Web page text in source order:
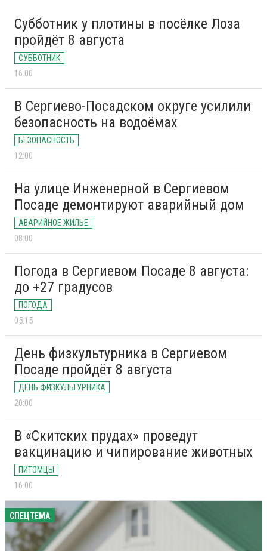
Субботник у плотины в посёлке Лоза
пройдёт 8 августа
СУББОТНИК
16:00
В Сергиево-Посадском округе усилили
безопасность на водоёмах
БЕЗОПАСНОСТЬ
12:00
На улице Инженерной в Сергиевом
Посаде демонтируют аварийный дом
АВАРИЙНОЕ ЖИЛЬЁ
08:00
Погода в Сергиевом Посаде 8 августа:
до +27 градусов
ПОГОДА
05:15
День физкультурника в Сергиевом
Посаде пройдёт 8 августа
ДЕНЬ ФИЗКУЛЬТУРНИКА
20:00
В «Скитских прудах» проведут
вакцинацию и чипирование животных
ПИТОМЦЫ
16:00
СПЕЦТЕМА